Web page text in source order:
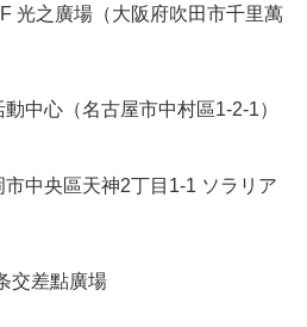
光之廣場（大阪府吹田市千里萬
中心（名古屋市中村區1-2-1）
中央區天神2丁目1-1 ソラリア
交差點廣場